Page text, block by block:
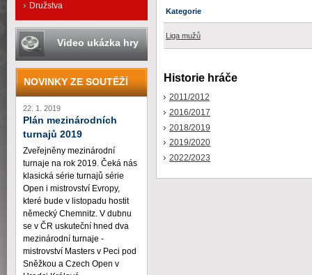
Kategorie
Liga mužů
Historie hráče
2011/2012
2016/2017
2018/2019
2019/2020
2022/2023
Družstva
Video ukázka hry
NOVINKY ZE SOUTĚŽÍ
22. 1. 2019
Plán mezinárodních
turnajů 2019
Zveřejněny mezinárodní
turnaje na rok 2019. Čeká nás
klasická série turnajů série
Open i mistrovství Evropy,
které bude v listopadu hostit
německý Chemnitz. V dubnu
se v ČR uskuteční hned dva
mezinárodní turnaje -
mistrovství Masters v Peci pod
Sněžkou a Czech Open v